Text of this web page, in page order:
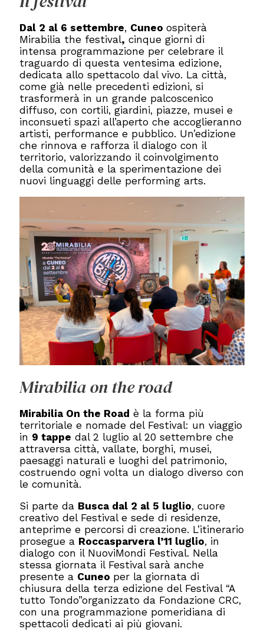
Dal 2 al 6 settembre, Cuneoospiterà
Mirabilia the festival, cinque giorni di
intensa programmazione per celebrare il
traguardo di questa ventesima edizione,
dedicata allo spettacolo dal vivo. La città,
come già nelle precedenti edizioni, si
trasformerà in un grande palcoscenico
diffuso, con cortili, giardini, piazze, musei e
inconsueti spazi all’aperto che accoglieranno
artisti, performance e pubblico. Un’edizione
che rinnova e rafforza il dialogo con il
territorio, valorizzando il coinvolgimento
della comunità e la sperimentazione dei
nuovi linguaggi delle performing arts.
Mirabilia on the road
Mirabilia On the Road è la forma più
territoriale e nomade del Festival: un viaggio
in 9 tappe dal 2 luglio al 20 settembre che
attraversa città, vallate, borghi, musei,
paesaggi naturali e luoghi del patrimonio,
costruendo ogni volta un dialogo diverso con
le comunità.
Si parte da Busca dal 2 al 5 luglio, cuore
creativo del Festival e sede di residenze,
anteprime e percorsi di creazione. L’itinerario
prosegue a Roccasparvera l’11 luglio, in
dialogo con il NuoviMondi Festival. Nella
stessa giornata il Festival sarà anche
presente a Cuneo per la giornata di
chiusura della terza edizione del Festival “A
tutto Tondo”organizzato da Fondazione CRC,
con una programmazione pomeridiana di
spettacoli dedicati ai più giovani.